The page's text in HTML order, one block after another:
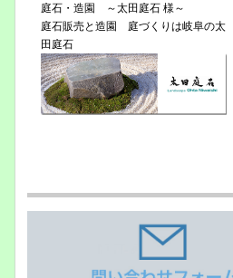
庭石・造園 ～太田庭石 様～
庭石販売と造園 庭づくりは岐阜の太
田庭石